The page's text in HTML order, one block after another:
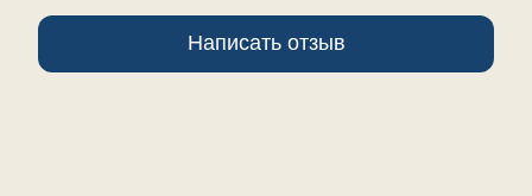
Написать отзыв